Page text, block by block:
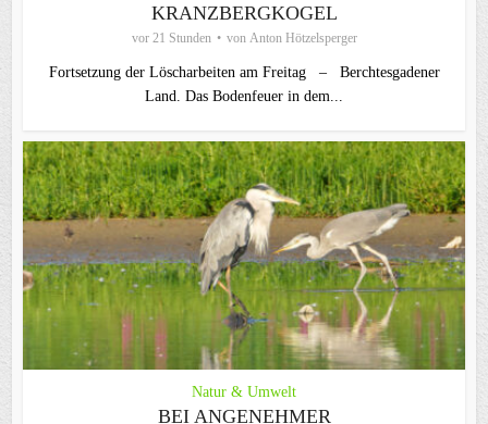
KRANZBERGKOGEL
vor 21 Stunden von Anton Hötzelsperger
Fortsetzung der Löscharbeiten am Freitag – Berchtesgadener
Land. Das Bodenfeuer in dem...
Natur & Umwelt
BEI ANGENEHMER